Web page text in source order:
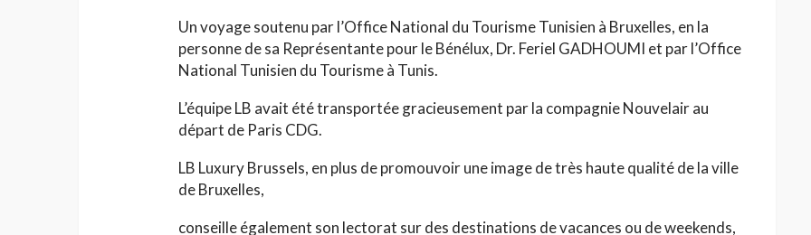
Un voyage soutenu par l’Office National du Tourisme Tunisien à Bruxelles, en la
personne de sa Représentante pour le Bénélux, Dr. Feriel GADHOUMI et par l’Office
National Tunisien du Tourisme à Tunis.
L’équipe LB avait été transportée gracieusement par la compagnie Nouvelair au
départ de Paris CDG.
LB Luxury Brussels, en plus de promouvoir une image de très haute qualité de la ville
de Bruxelles,
conseille également son lectorat sur des destinations de vacances ou de weekends,
HAUTE COUTURE
parenthèse enchantée au Lac
de Côme
Jihène Ben Hassine
HAUTE COUTURE
quand la Sicile devient